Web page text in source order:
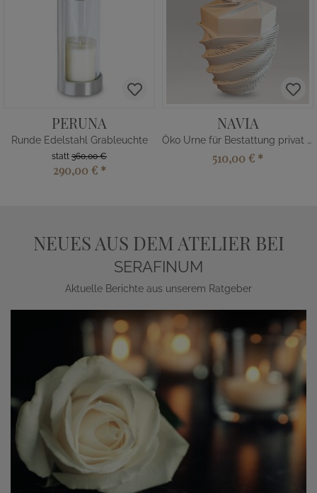
PERUNA
Runde Edelstahl Grableuchte
statt 360,00 €
290,00 € *
NAVIA
Öko Urne für Bestattung privat kaufen
510,00 € *
NEUES AUS DEM ATELIER BEI
SERAFINUM
Aktuelle Berichte aus unserem Ratgeber